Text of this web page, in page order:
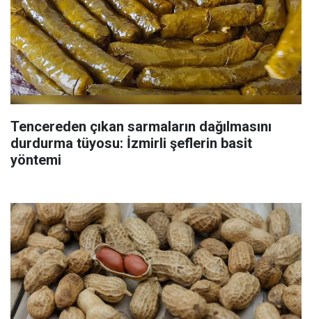
Tencereden çıkan sarmaların dağılmasını
durdurma tüyosu: İzmirli şeflerin basit
yöntemi